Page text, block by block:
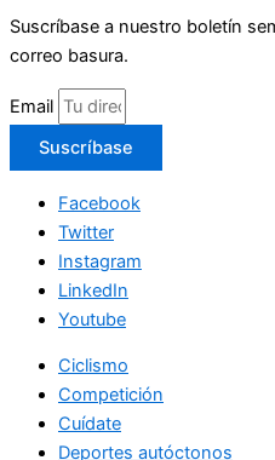
Suscríbase a nuestro boletín
correo basura.
Email
Suscríbase
Facebook
Twitter
Instagram
LinkedIn
Youtube
Ciclismo
Competición
Cuídate
Deportes autóctonos